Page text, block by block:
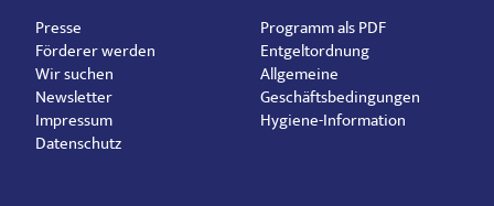
Presse
Förderer werden
Wir suchen
Newsletter
Impressum
Datenschutz
Programm als PDF
Entgeltordnung
Allgemeine
Geschäftsbedingungen
Hygiene-Information